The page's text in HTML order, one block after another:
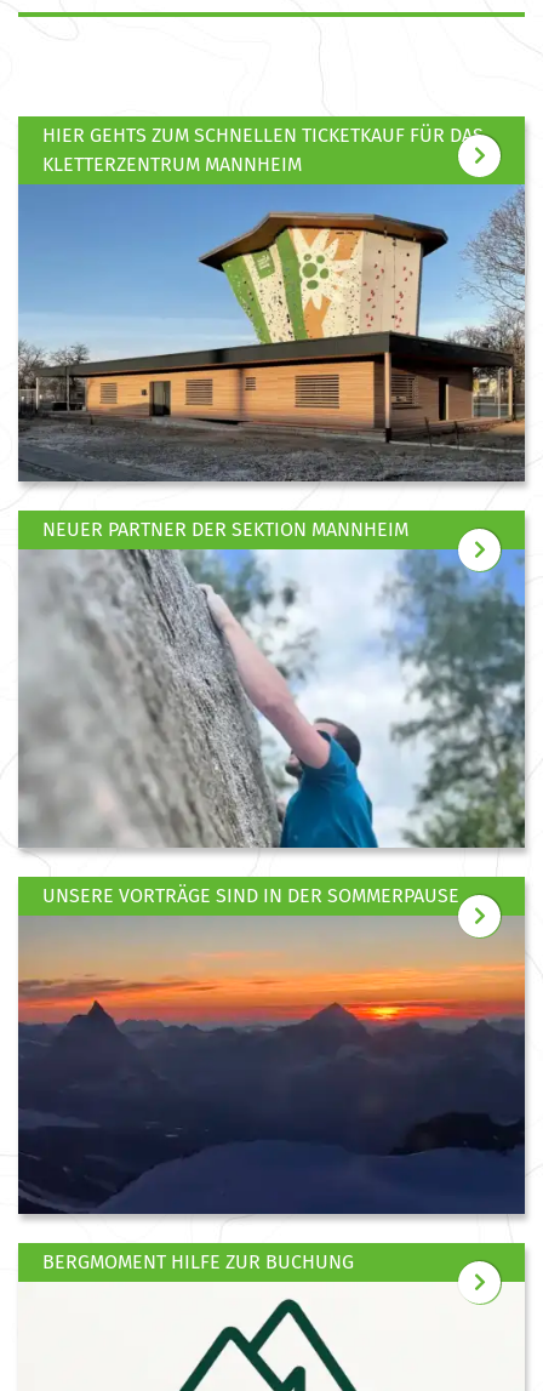
HIER GEHTS ZUM SCHNELLEN TICKETKAUF FÜR DAS
KLETTERZENTRUM MANNHEIM
NEUER PARTNER DER SEKTION MANNHEIM
UNSERE VORTRÄGE SIND IN DER SOMMERPAUSE
BERGMOMENT HILFE ZUR BUCHUNG